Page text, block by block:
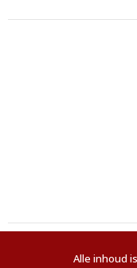
Alle inhoud